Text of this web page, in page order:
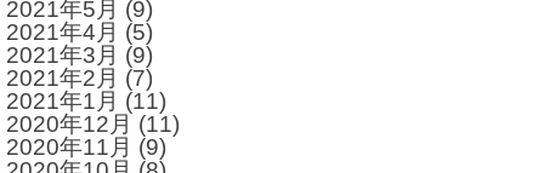
2021年5月 (9)
2021年4月 (5)
2021年3月 (9)
2021年2月 (7)
2021年1月 (11)
2020年12月 (11)
2020年11月 (9)